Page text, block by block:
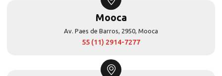
Mooca
Av. Paes de Barros, 2950, Mooca
55 (11) 2914-7277